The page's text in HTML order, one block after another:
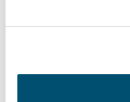
Referenslaboratorierna